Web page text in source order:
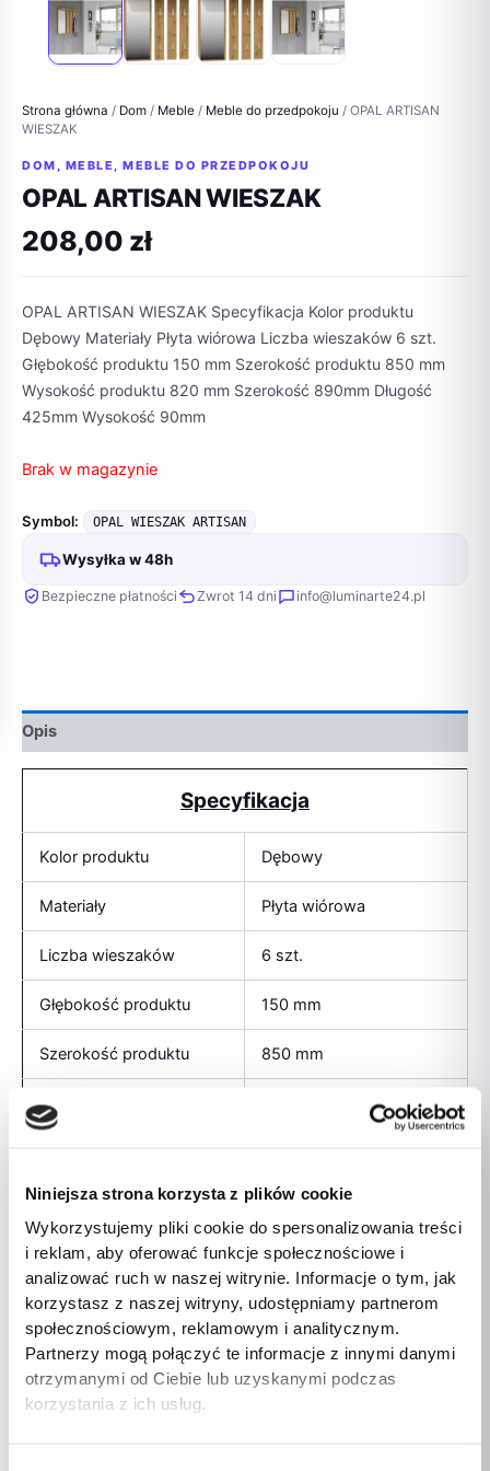
Niniejsza strona korzysta z plików cookie
Wykorzystujemy pliki cookie do spersonalizowania treści
i reklam, aby oferować funkcje społecznościowe i
analizować ruch w naszej witrynie. Informacje o tym, jak
korzystasz z naszej witryny, udostępniamy partnerom
społecznościowym, reklamowym i analitycznym.
Partnerzy mogą połączyć te informacje z innymi danymi
otrzymanymi od Ciebie lub uzyskanymi podczas
korzystania z ich usług.
Strona główna / Dom / Meble / Meble do przedpokoju / OPAL ARTISAN
WIESZAK
DOM , MEBLE ,MEBLE DO PRZEDPOKOJU
OPAL ARTISAN WIESZAK
208,00 zł
OPAL ARTISAN WIESZAK Specyfikacja Kolor produktu
Dębowy Materiały Płyta wiórowa Liczba wieszaków 6 szt.
Głębokość produktu 150 mm Szerokość produktu 850 mm
Wysokość produktu 820 mm Szerokość 890mm Długość
425mm Wysokość 90mm
Brak w magazynie
Symbol: OPAL WIESZAK ARTISAN
Wysyłka w 48h
Bezpieczne płatności Zwrot 14 dni info@luminarte24.pl
Opis
Specyfikacja
Kolor produktu Dębowy
Materiały Płyta wiórowa
Liczba wieszaków 6 szt.
Głębokość produktu 150 mm
Szerokość produktu 850 mm
Wysokość produktu
Długość 425mm
Wysokość 90mm
Podobne produkty